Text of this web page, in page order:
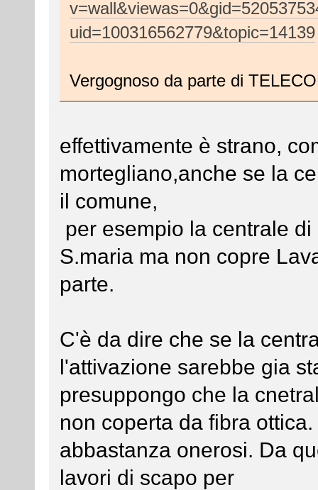
uid=100316562779&topic=14139
Vergognoso da parte di
effettivamente è strano,
mortegliano,anche se la
il comune,
per esempio la centrale
S.maria ma non copre
parte.
C'è da dire che se la
l'attivazione sarebbe gia
presuppongo che la
non coperta da fibra
abbastanza onerosi. Da
lavori di scapo per